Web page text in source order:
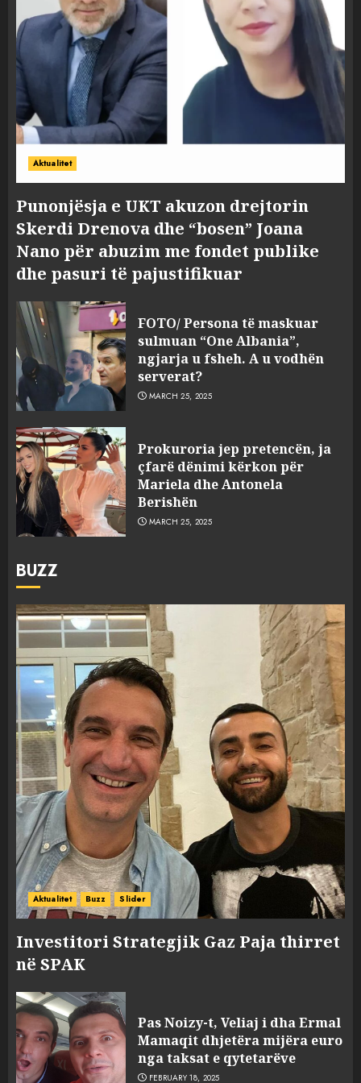
Aktualitet
Punonjësja e UKT akuzon drejtorin
Skerdi Drenova dhe “bosen” Joana
Nano për abuzim me fondet publike
dhe pasuri të pajustifikuar
FOTO/ Persona të maskuar
sulmuan “One Albania”,
ngjarja u fsheh. A u vodhën
serverat?
MARCH 25, 2025
Prokuroria jep pretencën, ja
çfarë dënimi kërkon për
Mariela dhe Antonela
Berishën
MARCH 25, 2025
BUZZ
Aktualitet Buzz Slider
Investitori Strategjik Gaz Paja thirret
në SPAK
Pas Noizy-t, Veliaj i dha Ermal
Mamaqit dhjetëra mijëra euro
nga taksat e qytetarëve
FEBRUARY 18, 2025